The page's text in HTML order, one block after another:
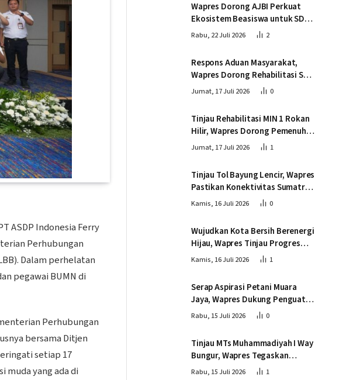
ASDP Indonesia Ferry
Perhubungan
Dalam perhelatan
pegawai BUMN di
Perhubungan
bersama Ditjen
setiap 17
muda yang ada di
Wapres Dorong AJBI Perkuat
Ekosistem Beasiswa untuk SDM
Unggul Indonesia Timur
Rabu, 22 Juli 2026 2
Respons Aduan Masyarakat,
Wapres Dorong Rehabilitasi SDN
016 Serusa Rokan Hilir
Jumat, 17 Juli 2026 0
Tinjau Rehabilitasi MIN 1 Rokan
Hilir, Wapres Dorong Pemenuhan
Sarana Prasarana Pendidikan
Jumat, 17 Juli 2026 1
Tinjau Tol Bayung Lencir, Wapres
Pastikan Konektivitas Sumatra
Berjalan Optimal
Kamis, 16 Juli 2026 0
Wujudkan Kota Bersih Berenergi
Hijau, Wapres Tinjau Progres
Pembangunan PSEL di
Kamis, 16 Juli 2026 1
Serap Aspirasi Petani Muara
Jaya, Wapres Dukung Penguatan
Ekosistem Singkong untuk
Rabu, 15 Juli 2026 0
Tinjau MTs Muhammadiyah I Way
Bungur, Wapres Tegaskan
Pembangunan SDM Harus
Rabu, 15 Juli 2026 1